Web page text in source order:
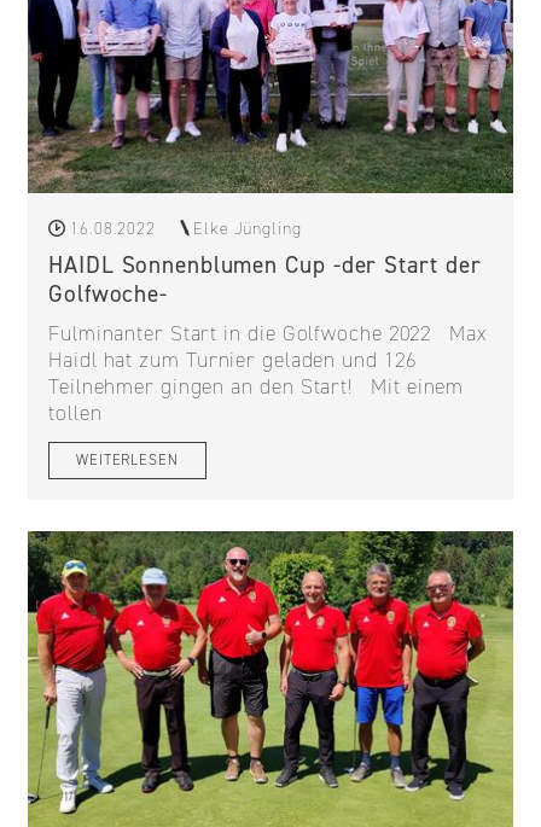
16.08.2022 Elke Jüngling
HAIDL Sonnenblumen Cup -der Start der
Golfwoche-
Fulminanter Start in die Golfwoche 2022 Max
Haidl hat zum Turnier geladen und 126
Teilnehmer gingen an den Start! Mit einem
tollen
WEITERLESEN